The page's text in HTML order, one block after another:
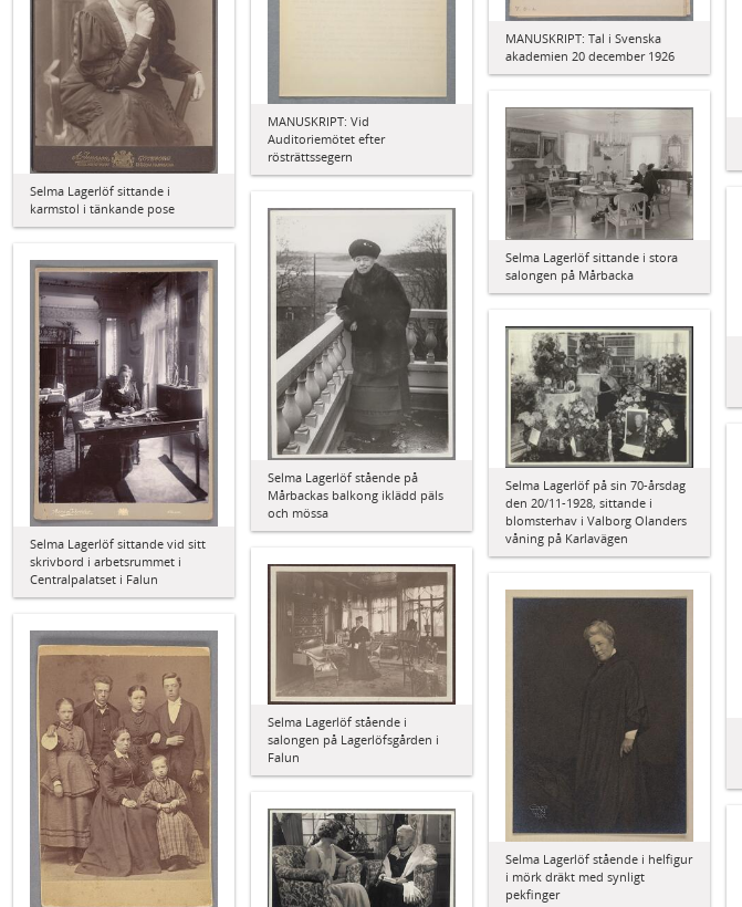
MANUSKRIPT: Tal i Svenska
akademien 20 december 1926
MANUSKRIPT: Vid
Auditoriemötet efter
rösträttssegern
Selma Lagerlöf sittande i
karmstol i tänkande pose
Selma Lagerlöf sittande i stora
salongen på Mårbacka
Selma Lagerlöf stående på
Mårbackas balkong iklädd päls
och mössa
Selma Lagerlöf sittande vid sitt
skrivbord i arbetsrummet i
Centralpalatset i Falun
Selma Lagerlöf på sin 70-årsdag
den 20/11-1928, sittande i
blomsterhav i Valborg Olanders
våning på Karlavägen
Selma Lagerlöf stående i
salongen på Lagerlöfsgården i
Falun
Selma Lagerlöf stående i helfigur
i mörk dräkt med synligt
pekfinger